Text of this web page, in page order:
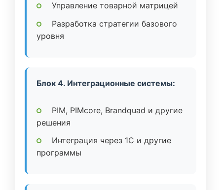
Управление товарной матрицей
Разработка стратегии базового
уровня
Блок 4. Интеграционные системы:
PIM, PIMcore, Brandquad и другие
решения
Интеграция через 1C и другие
программы